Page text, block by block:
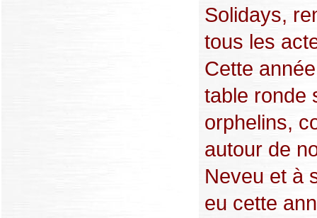
Solidays,
tous les
Cette
table ronde
orphelins,
autour de
Neveu et à
eu cette